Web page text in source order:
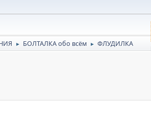
► БОЛТАЛКА обо всём ► ФЛУДИЛКА